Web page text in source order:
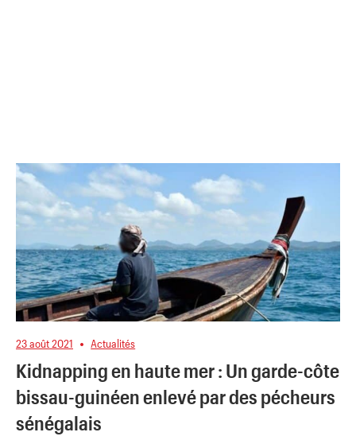
23 août 2021 Actualités
Kidnapping en haute mer : Un garde-côte
bissau-guinéen enlevé par des pécheurs
sénégalais